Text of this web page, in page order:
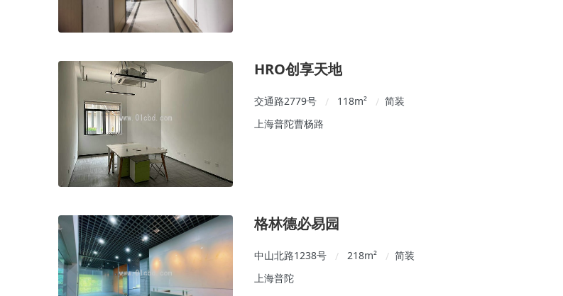
HRO创享天地
交通路2779号 / 118m² / 简装
上海普陀曹杨路
格林德必易园
中山北路1238号 / 218m² / 简装
上海普陀